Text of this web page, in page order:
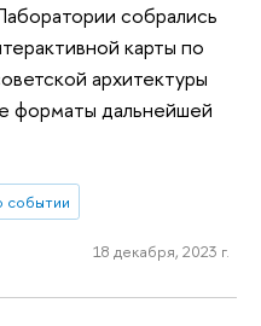
собрались
карты по
архитектуры
форматы дальнейшей
событии
18 декабря, 2023 г.